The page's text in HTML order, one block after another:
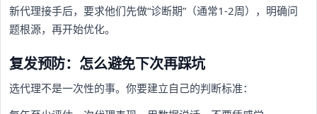
新代理接手后，要求他们先做“诊断期”（通常1-2周），明确问
题根源，再开始优化。
复发预防：怎么避免下次再踩坑
选代理不是一次性的事。你要建立自己的判断标准：